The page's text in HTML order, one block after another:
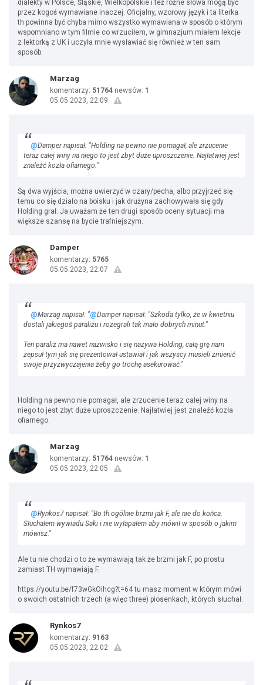
dialekty w Polsce, Śląskie, Wielkopolskie i też różne słowa mogą być
przez kogoś wymawiane inaczej. Oficjalny, wzorowy język i ta literka
th powinna być chyba mimo wszystko wymawiana w sposób o którym
wspomniano w tym filmie co wrzuciłem, w gimnazjum miałem lekcje
z lektorką z UK i uczyła mnie wysławiać się również w ten sam
sposób.
Marzag
komentarzy: 51764 newsów: 1
05.05.2023, 22:09
@Damper napisał: "Holding na pewno nie pomagał, ale zrzucenie
teraz całej winy na niego to jest zbyt duże uproszczenie. Najłatwiej jest
znaleźć kozła ofiarnego."
Są dwa wyjścia, można uwierzyć w czary/pecha, albo przyjrzeć się
temu co się działo na boisku i jak drużyna zachowywała się gdy
Holding grał. Ja uważam że ten drugi sposób oceny sytuacji ma
większe szansę na bycie trafniejszym.
Damper
komentarzy: 5765
05.05.2023, 22:07
@Marzag napisał: "@Damper napisał: "Szkoda tylko, że w kwietniu
dostali jakiegoś paraliżu i rozegrali tak mało dobrych minut."
Ten paraliż ma nawet nazwisko i się nazywa Holding, całą grę nam
zepsuł tym jak się prezentował ustawiał i jak wszyscy musieli zmienić
swoje przyzwyczajenia żeby go trochę asekurować."
Holding na pewno nie pomagał, ale zrzucenie teraz całej winy na
niego to jest zbyt duże uproszczenie. Najłatwiej jest znaleźć kozła
ofiarnego.
Marzag
komentarzy: 51764 newsów: 1
05.05.2023, 22:05
@Rynkos7 napisał: "Bo th ogólnie brzmi jak F, ale nie do końca.
Słuchałem wywiadu Saki i nie wyłapałem aby mówił w sposób o jakim
mówisz."
Ale tu nie chodzi o to że wymawiają tak że brzmi jak F, po prostu
zamiast TH wymawiają F.
https://youtu.be/f73wGkOihcg?t=64 tu masz moment w którym mówi
o swoich ostatnich trzech (a więc three) piosenkach, których słuchał.
Rynkos7
komentarzy: 9163
05.05.2023, 22:02